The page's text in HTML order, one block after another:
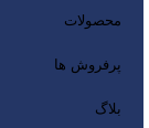
محصولات
پرفروش ها
بلاگ